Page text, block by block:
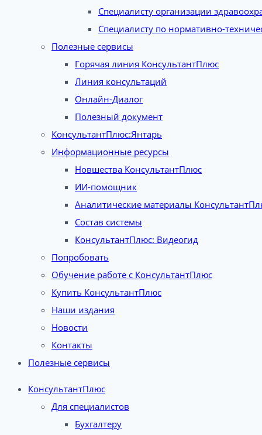
Специалисту организации
Специалисту по нормативно-
Полезные сервисы
Горячая линия КонсультантПлюс
Линия консультаций
Онлайн-Диалог
Полезный документ
КонсультантПлюс:Янтарь
Информационные ресурсы
Новшества КонсультантПлюс
ИИ-помощник
Аналитические материалы
Состав системы
КонсультантПлюс: Видеогид
Попробовать
Обучение работе с КонсультантПлюс
Купить КонсультантПлюс
Наши издания
Новости
Контакты
Полезные сервисы
КонсультантПлюс
Для специалистов
Бухгалтеру